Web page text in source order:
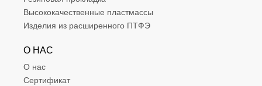
Высококачественные пластмассы
Изделия из расширенного ПТФЭ
О НАС
О нас
Сертификат